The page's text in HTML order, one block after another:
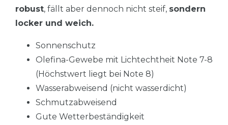
robust, fällt aber dennoch nicht steif, sondern
locker und weich.
Sonnenschutz
Olefina-Gewebe mit Lichtechtheit Note 7-8
(Höchstwert liegt bei Note 8)
Wasserabweisend (nicht wasserdicht)
Schmutzabweisend
Gute Wetterbeständigkeit